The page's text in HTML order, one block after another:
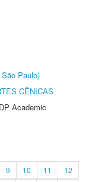
Paulo)
CÊNICAS
Academic
9 10 11
12